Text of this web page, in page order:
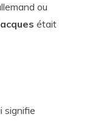
ou
était
signifie